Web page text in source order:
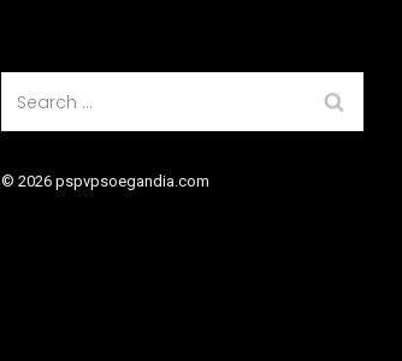
© 2026 pspvpsoegandia.com